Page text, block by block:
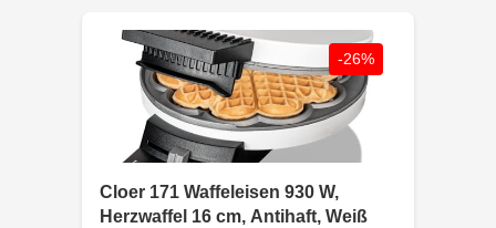
-26%
Cloer 171 Waffeleisen 930 W,
Herzwaffel 16 cm, Antihaft, Weiß